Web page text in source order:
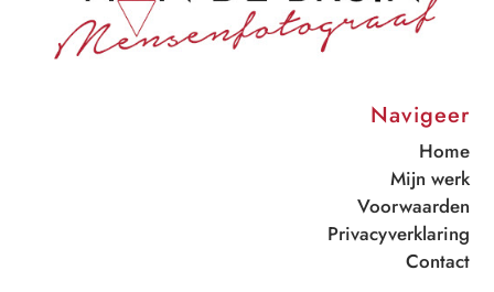
Navigeer
Home
Mijn werk
Voorwaarden
Privacyverklaring
Contact